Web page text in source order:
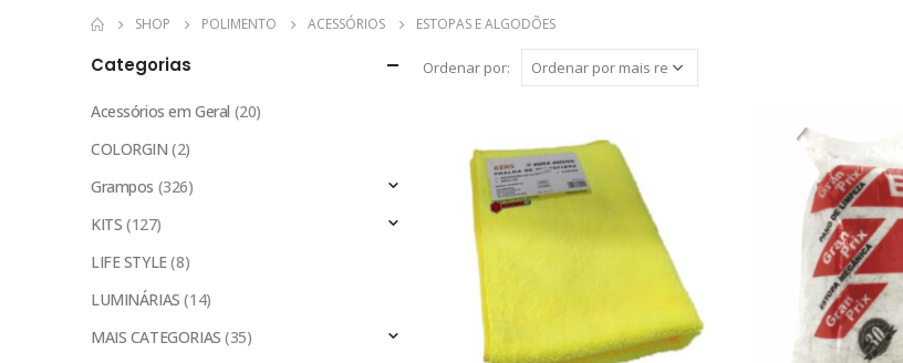
SHOP POLIMENTO ACESSÓRIOS ESTOPAS E ALGODÕES
Ordenar por:
Categorias
Acessórios em Geral (20)
COLORGIN (2)
Grampos (326)
KITS (127)
LIFE STYLE(8)
LUMINÁRIAS (14)
MAIS CATEGORIAS (35)